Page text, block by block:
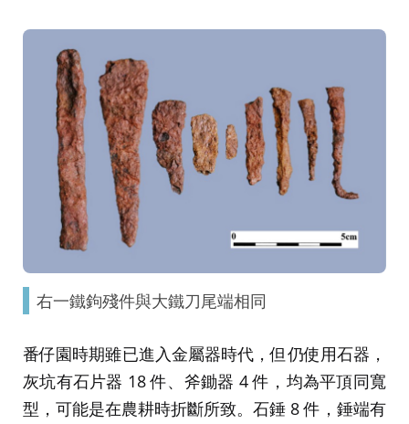
右一鐵鉤殘件與大鐵刀尾端相同
番仔園時期雖已進入金屬器時代，但仍使用石器，
灰坑有石片器 18 件、斧鋤器 4 件，均為平頂同寬
型，可能是在農耕時折斷所致。石錘 8 件，錘端有